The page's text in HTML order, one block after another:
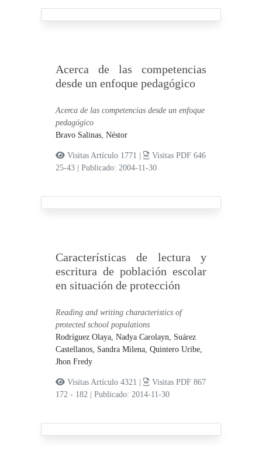
Acerca de las competencias
desde un enfoque pedagógico
Acerca de las competencias desde un enfoque
pedagógico
Bravo Salinas, Néstor
Visitas Artículo 1771 |
Visitas PDF 646
25-43
|Publicado: 2004-11-30
Características de lectura y
escritura de población escolar
en situación de protección
Reading and writing characteristics of
protected school populations
Rodríguez Olaya, Nadya Carolayn, Suárez
Castellanos, Sandra Milena,Quintero Uribe,
Jhon Fredy
Visitas Artículo 4321 |
Visitas PDF 867
172 - 182
|Publicado: 2014-11-30